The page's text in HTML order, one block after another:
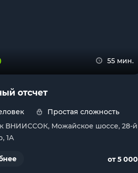
55 мин.
отсчет
Простая сложность
ВНИИССОК, Можайское шоссе, 28-й
1А
от 5 000